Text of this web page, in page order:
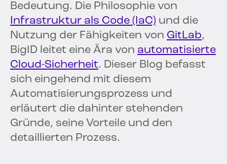
Bedeutung. Die Philosophie von
Infrastruktur als Code (IaC) und die
Nutzung der Fähigkeiten von GitLab,
BigID leitet eine Ära von automatisierte
Cloud-Sicherheit. Dieser Blog befasst
sich eingehend mit diesem
Automatisierungsprozess und
erläutert die dahinter stehenden
Gründe, seine Vorteile und den
detaillierten Prozess.